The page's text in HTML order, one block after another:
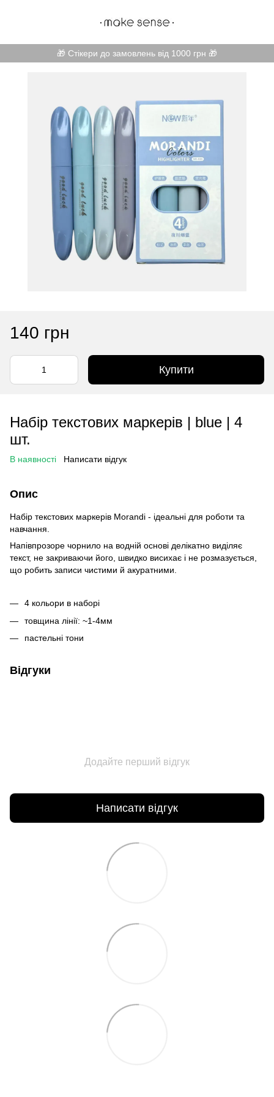
🎁 Стікери до замовлень від 1000 грн 🎁
140 грн
Купити
Набір текстових маркерів | blue | 4
шт.
В наявності Написати відгук
Опис
Набір текстових маркерів Morandi - ідеальні для роботи та
навчання.
Напівпрозоре чорнило на водній основі делікатно виділяє
текст, не закриваючи його, швидко висихає і не розмазується,
що робить записи чистими й акуратними.
4 кольори в наборі
товщина лінії: ~1-4мм
пастельні тони
Відгуки
Додайте перший відгук
Написати відгук